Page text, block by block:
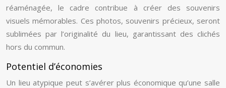
réaménagée, le cadre contribue à créer des souvenirs
visuels mémorables. Ces photos, souvenirs précieux, seront
sublimées par l’originalité du lieu, garantissant des clichés
hors du commun.
Potentiel d’économies
Un lieu atypique peut s’avérer plus économique qu’une salle